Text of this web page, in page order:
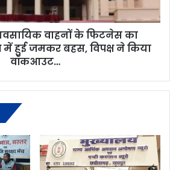
वाहनों के फिटनेस का
में हुई जमकर बहस, विपक्ष ने किया
वॉकआउट…